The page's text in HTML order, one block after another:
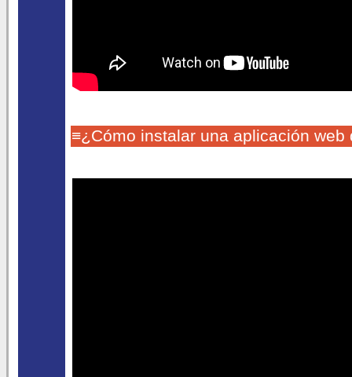
≡¿Cómo instalar una aplicación